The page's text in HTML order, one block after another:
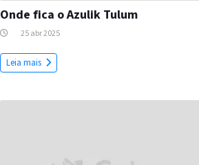
Onde fica o Azulik Tulum
25 abr 2025
Leia mais